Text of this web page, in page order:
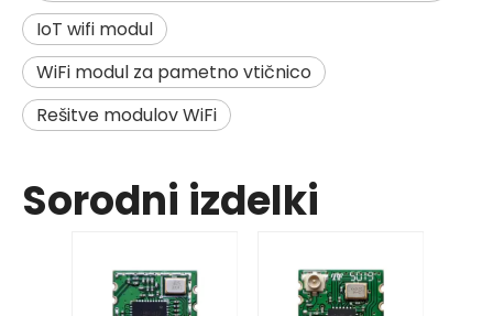
IoT wifi modul
WiFi modul za pametno vtičnico
Rešitve modulov WiFi
Sorodni izdelki